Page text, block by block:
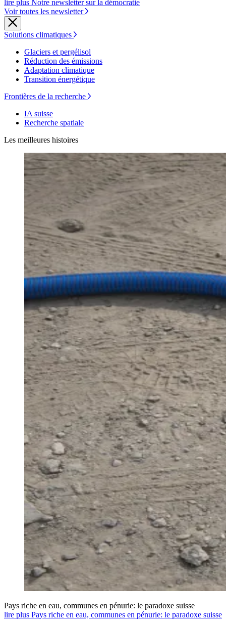
lire plus Notre newsletter sur la démocratie
Voir toutes les newsletter
Solutions climatiques
Glaciers et pergélisol
Réduction des émissions
Adaptation climatique
Transition énergétique
Frontières de la recherche
IA suisse
Recherche spatiale
Les meilleures histoires
Pays riche en eau, communes en pénurie: le paradoxe suisse
lire plus Pays riche en eau, communes en pénurie: le paradoxe suisse